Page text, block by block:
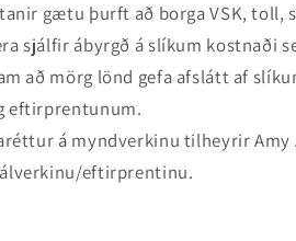
gætu þurft að borga VSK, toll,
sjálfir ábyrgð á slíkum kostnaði
að mörg lönd gefa afslátt af
eftirprentunum.
á myndverkinu tilheyrir Amy
eftirprentinu.